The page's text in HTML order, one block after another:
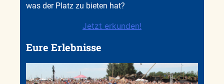
was der Platz zu bieten hat?
Jetzt erkunden!
Eure Erlebnisse